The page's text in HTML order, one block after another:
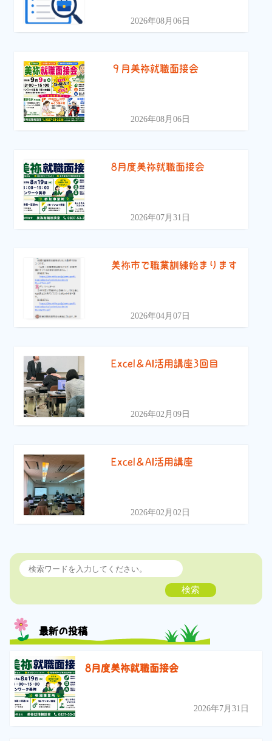
2026年08月06日
９月美祢就職面接会
2026年08月06日
8月度美祢就職面接会
2026年07月31日
美祢市で職業訓練始まります
2026年04月07日
Excel＆AI活用講座3回目
2026年02月09日
Excel＆AI活用講座
2026年02月02日
検索
最新の投稿
8月度美祢就職面接会
2026年7月31日